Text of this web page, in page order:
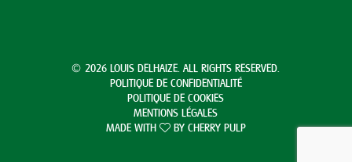
© 2026 LOUIS DELHAIZE. ALL RIGHTS RESERVED.
POLITIQUE DE CONFIDENTIALITÉ
POLITIQUE DE COOKIES
MENTIONS LÉGALES
MADE WITH
BY CHERRY PULP